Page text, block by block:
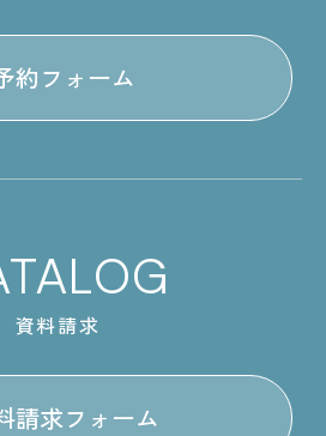
約フォーム
資料請求
請求フォーム